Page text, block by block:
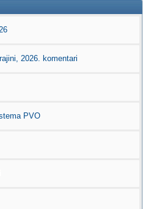
2026. komentari
PVO